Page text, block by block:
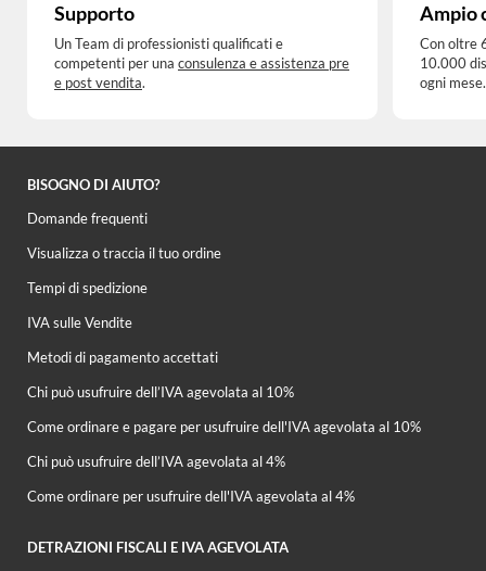
Supporto
Un Team di professionisti qualificati e
competenti per una consulenza e assistenza pre
e post vendita.
Ampio
Con oltre
10.000
ogni mese.
BISOGNO DI AIUTO?
Domande frequenti
Visualizza o traccia il tuo ordine
Tempi di spedizione
IVA sulle Vendite
Metodi di pagamento accettati
Chi può usufruire dell’IVA agevolata al 10%
Come ordinare e pagare per usufruire dell'IVA agevolata al 10%
Chi può usufruire dell’IVA agevolata al 4%
Come ordinare per usufruire dell'IVA agevolata al 4%
DETRAZIONI FISCALI E IVA AGEVOLATA